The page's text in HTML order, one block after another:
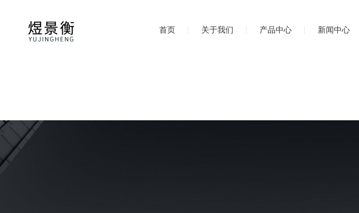
首页 关于我们 产品中心 新闻中心